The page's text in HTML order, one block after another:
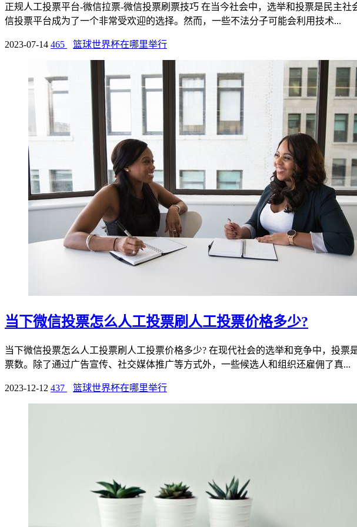
正规人工投票平台-微信拉票-微信投票刷票技巧 在当今社会中，选举和投票是民主
信投票平台成为了一个非常受欢迎的选择。然而，一些不法分子可能会利用技术...
2023-07-14 465 篮球世界杯在哪里举行
当下微信投票怎么人工投票刷人工投票价格多少?
当下微信投票怎么人工投票刷人工投票价格多少? 在现代社会的选举和竞争中，投
票数。除了通过广告宣传、社交媒体推广等方式外，一些候选人和组织还雇佣了真...
2023-12-12 437 篮球世界杯在哪里举行